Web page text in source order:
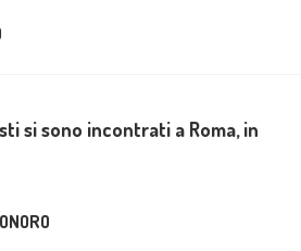
si sono incontrati a Roma, in